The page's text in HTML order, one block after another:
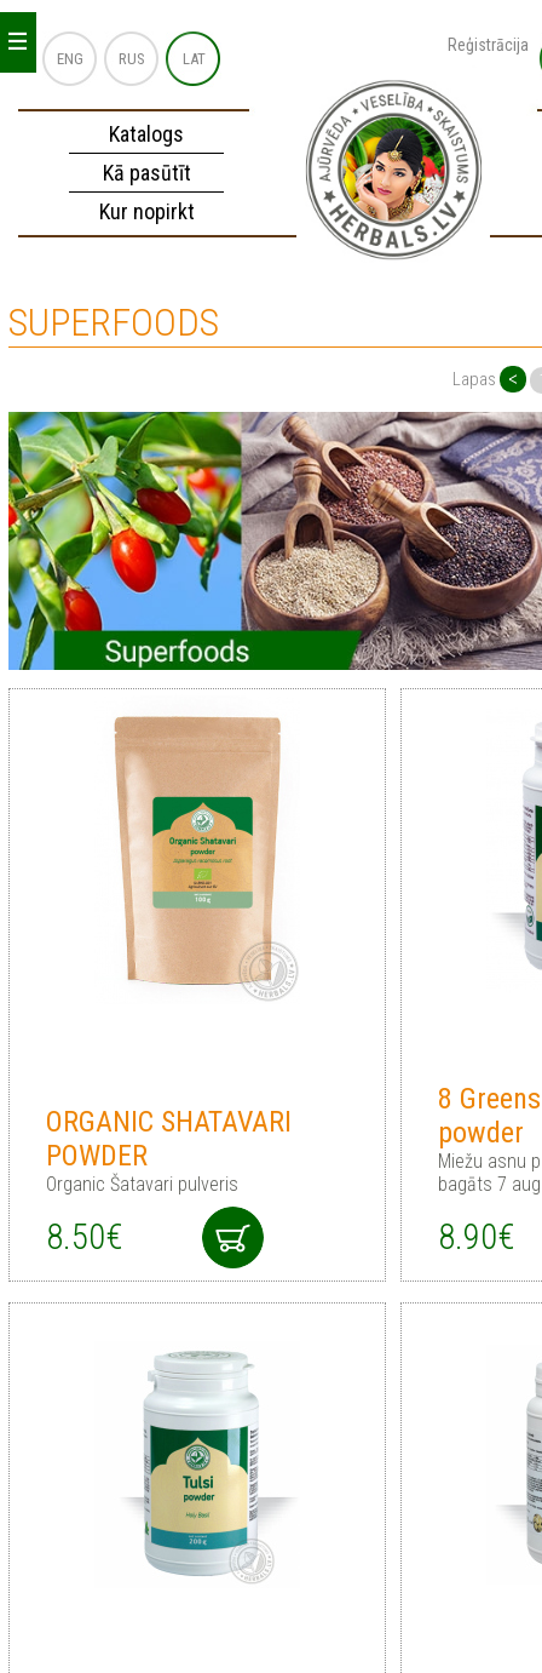
ENG RUS LAT
Reģistrācija
Katalogs
Kā pasūtīt
Kur nopirkt
_
_
_
SUPERFOODS
Lapas <
ORGANIC SHATAVARI
POWDER
Organic Šatavari pulveris
8.50€
8
powder
Miežu asnu
bagāts 7
8.90€